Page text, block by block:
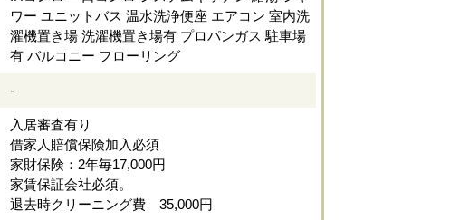
ワー ユニットバス 温水洗浄便座 エアコン 室内洗
濯機置き場 洗濯機置き場有 プロパンガス 駐車場
有 バルコニー フローリング
-
入居審査有り
借家人賠償保険加入必須
家財保険：2年毎17,000円
家賃保証会社必須。
退去時クリーニング費 35,000円